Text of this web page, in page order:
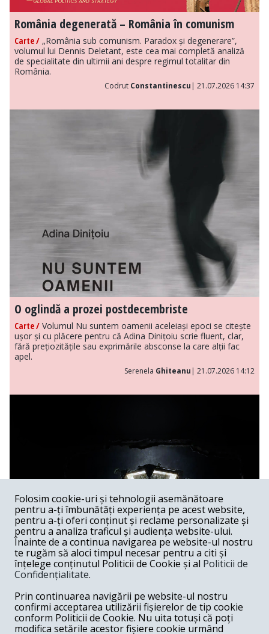
România degenerată – România în comunism
Carte / „România sub comunism. Paradox și degenerare”,
volumul lui Dennis Deletant, este cea mai completă analiză
de specialitate din ultimii ani despre regimul totalitar din
România.
Codrut Constantinescu | 21.07.2026 14:37
O oglindă a prozei postdecembriste
Carte / Volumul Nu suntem oamenii aceleiași epoci se citește
ușor și cu plăcere pentru că Adina Dinițoiu scrie fluent, clar,
fără prețiozitățile sau exprimările absconse la care alții fac
apel.
Serenela Ghiteanu | 21.07.2026 14:12
Lakmé al lui Andrei Șerban
Spectacol /Spectacolele lui Andrei Șerban au, în feluri extrem
de diferite, capacitatea de a sugera că Graalul există —
undeva, dincolo de gest, de muzică, de imagine —, dar că el
Folosim cookie-uri și tehnologii asemănătoare
pentru a-ți îmbunătăți experiența pe acest website,
pentru a-ți oferi conținut și reclame personalizate și
pentru a analiza traficul și audiența website-ului.
Înainte de a continua navigarea pe website-ul nostru
te rugăm să aloci timpul necesar pentru a citi și
înțelege conținutul Politicii de Cookie și al Politicii de
Confidențialitate.
Prin continuarea navigării pe website-ul nostru
confirmi acceptarea utilizării fișierelor de tip cookie
conform Politicii de Cookie. Nu uita totuși că poți
modifica setările acestor fișiere cookie urmând